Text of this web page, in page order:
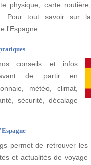
physique, carte routière,
Pour tout savoir sur la
l'Espagne.
conseils et infos
de partir en
météo, climat,
sécurité, décalage
permet de retrouver les
et actualités de voyage